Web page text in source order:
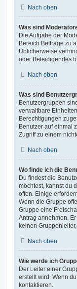
Nach oben
Was sind
Die Aufgabe der
Bereich Beiträge zu
Üblicherweise
oder Beleidigendes
Nach oben
Was sind
Benutzergruppen
verwaltbare
Berechtigungen
Benutzer auf einmal
Zugriff zu einem
Nach oben
Wo finde ich die
Du findest die
möchtest, kannst du
offen. Einige
Wenn die Gruppe
Gruppe eine
Antrag annehmen.
keinen
Nach oben
Wie werde ich
Der Leiter einer
erstellt wird. Wenn
kontaktieren.